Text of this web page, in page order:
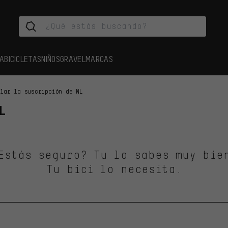
BICICLETASNIÑOSGRAVEL MARCAS
la suscripción de NL
seguro? Tu lo sabes muy
Tu bici lo necesita.